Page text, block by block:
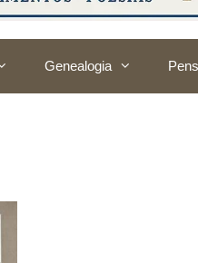
Genealogia